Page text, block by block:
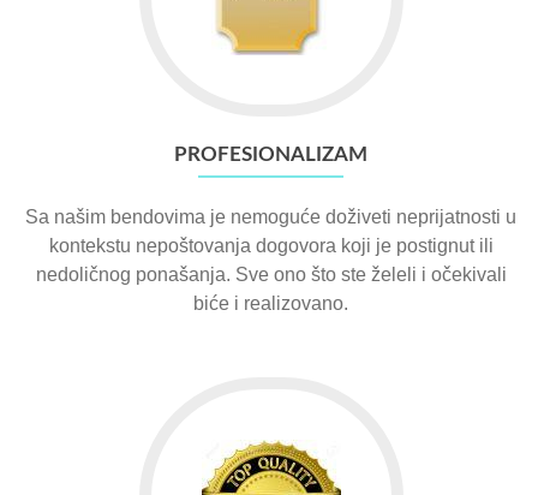
PROFESIONALIZAM
Sa našim bendovima je nemoguće doživeti neprijatnosti u
kontekstu nepoštovanja dogovora koji je postignut ili
nedoličnog ponašanja. Sve ono što ste želeli i očekivali
biće i realizovano.